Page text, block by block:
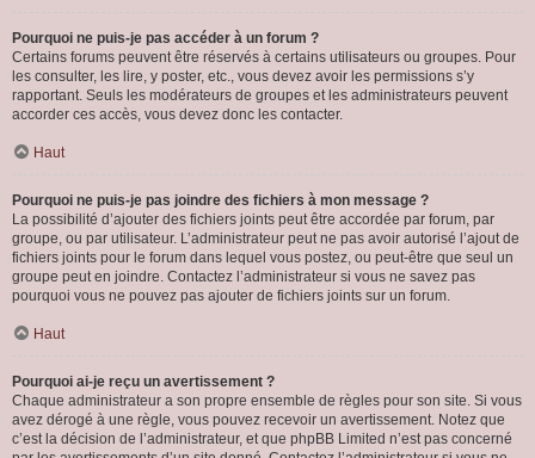
Pourquoi ne puis-je pas accéder à un forum ?
Certains forums peuvent être réservés à certains utilisateurs ou groupes. Pour
les consulter, les lire, y poster, etc., vous devez avoir les permissions s’y
rapportant. Seuls les modérateurs de groupes et les administrateurs peuvent
accorder ces accès, vous devez donc les contacter.
Haut
Pourquoi ne puis-je pas joindre des fichiers à mon message ?
La possibilité d’ajouter des fichiers joints peut être accordée par forum, par
groupe, ou par utilisateur. L’administrateur peut ne pas avoir autorisé l’ajout de
fichiers joints pour le forum dans lequel vous postez, ou peut-être que seul un
groupe peut en joindre. Contactez l’administrateur si vous ne savez pas
pourquoi vous ne pouvez pas ajouter de fichiers joints sur un forum.
Haut
Pourquoi ai-je reçu un avertissement ?
Chaque administrateur a son propre ensemble de règles pour son site. Si vous
avez dérogé à une règle, vous pouvez recevoir un avertissement. Notez que
c’est la décision de l’administrateur, et que phpBB Limited n’est pas concerné